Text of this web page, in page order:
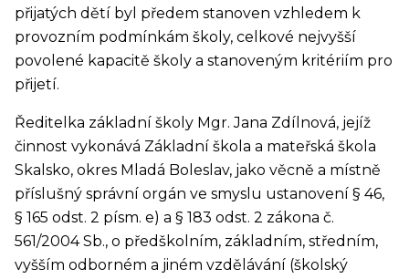
přijatých dětí byl předem stanoven vzhledem k
provozním podmínkám školy, celkové nejvyšší
povolené kapacitě školy a stanoveným kritériím pro
přijetí.
Ředitelka základní školy Mgr. Jana Zdílnová, jejíž
činnost vykonává Základní škola a mateřská škola
Skalsko, okres Mladá Boleslav, jako věcně a místně
příslušný správní orgán ve smyslu ustanovení § 46,
§ 165 odst. 2 písm. e) a § 183 odst. 2 zákona č.
561/2004 Sb., o předškolním, základním, středním,
vyšším odborném a jiném vzdělávání (školský